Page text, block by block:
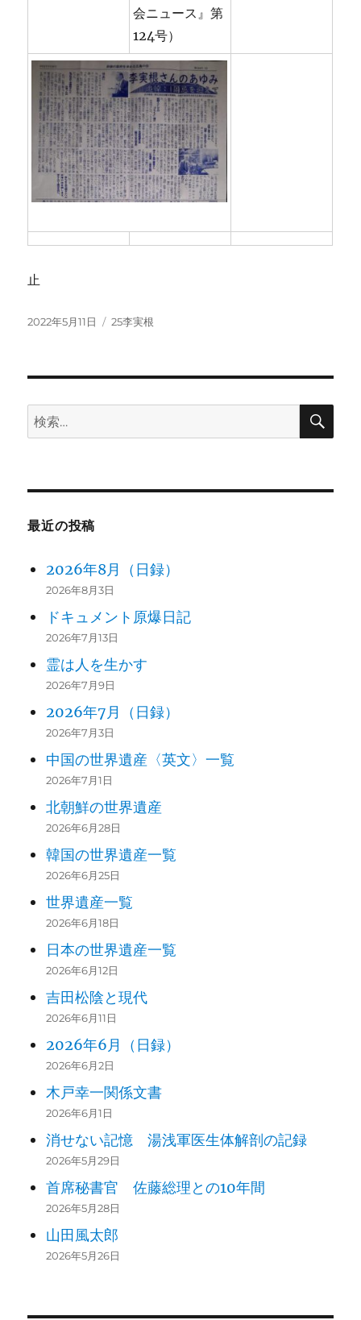
会ニュース』第
124号）
止
投
2022年5月11日
カ
25李実根
検
索:
検
最近の投稿
2026年8月（日録）
2026年8月3日
ドキュメント原爆日記
2026年7月13日
霊は人を生かす
2026年7月9日
2026年7月（日録）
2026年7月3日
中国の世界遺産〈英文〉一覧
2026年7月1日
北朝鮮の世界遺産
2026年6月28日
韓国の世界遺産一覧
2026年6月25日
世界遺産一覧
2026年6月18日
日本の世界遺産一覧
2026年6月12日
吉田松陰と現代
2026年6月11日
2026年6月（日録）
2026年6月2日
木戸幸一関係文書
2026年6月1日
消せない記憶 湯浅軍医生体解剖の記録
2026年5月29日
首席秘書官 佐藤総理との10年間
2026年5月28日
山田風太郎
2026年5月26日